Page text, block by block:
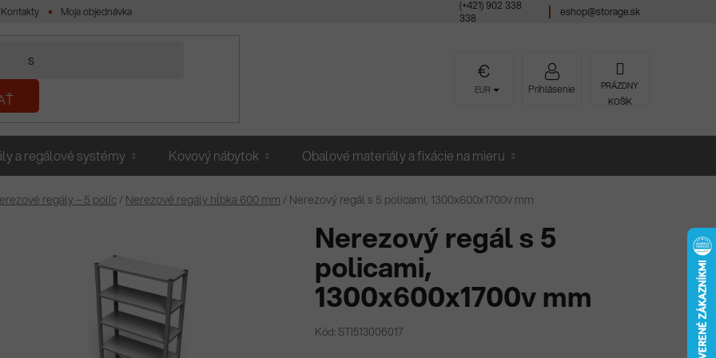
Kontakty Moja objednávka
(+421) 902 338
338
eshop@storage.sk
EUR Prihlásenie NÁKUPNÝ
KOŠÍK
PRÁZDNY
KOŠÍK
a regálové systémy Kovový nábytok Obalové materiály a fixácie na mieru
regály – 5 políc/ Nerezové regály hĺbka 600 mm / Nerezový regál s 5 policami, 1300x600x1700v mm
Nerezový regál s 5
policami,
1300x600x1700v mm
Kód: STI513006017